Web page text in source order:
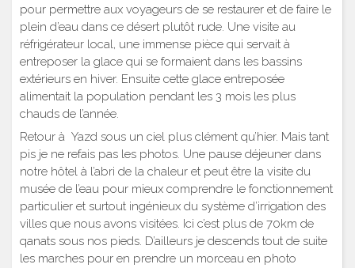
pour permettre aux voyageurs de se restaurer et de faire le
plein d’eau dans ce désert plutôt rude. Une visite au
réfrigérateur local, une immense pièce qui servait à
entreposer la glace qui se formaient dans les bassins
extérieurs en hiver. Ensuite cette glace entreposée
alimentait la population pendant les 3 mois les plus
chauds de l’année.
Retour à Yazd sous un ciel plus clément qu’hier. Mais tant
pis je ne refais pas les photos. Une pause déjeuner dans
notre hôtel à l’abri de la chaleur et peut être la visite du
musée de l’eau pour mieux comprendre le fonctionnement
particulier et surtout ingénieux du système d’irrigation des
villes que nous avons visitées. Ici c’est plus de 70km de
qanats sous nos pieds. D’ailleurs je descends tout de suite
les marches pour en prendre un morceau en photo